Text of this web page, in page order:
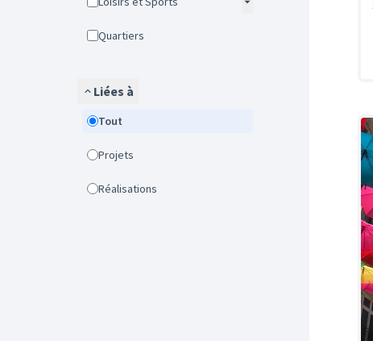
Quartiers
Liées à
Tout
Projets
Réalisations